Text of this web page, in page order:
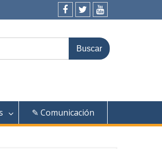
Facebook
TwitterYoutube
✎ Comunicación